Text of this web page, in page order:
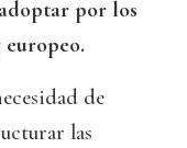
por los
de
las